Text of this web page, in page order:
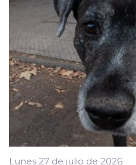
Lunes 27 de julio de 2026